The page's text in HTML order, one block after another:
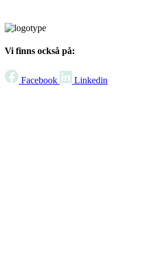
Vi finns också på:
Facebook Linkedin